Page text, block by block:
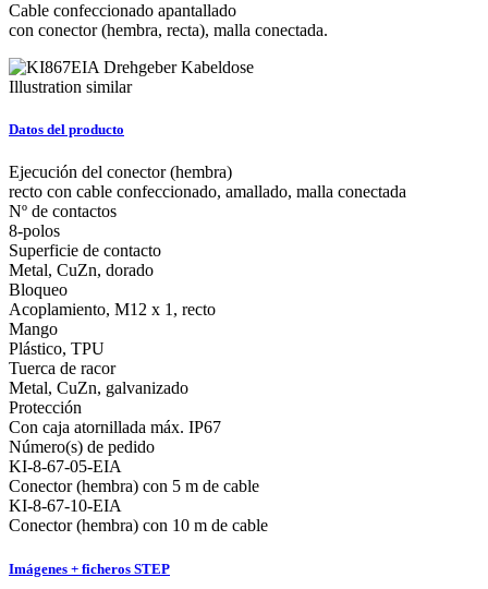
Cable confeccionado apantallado
con conector (hembra, recta), malla conectada.
Illustration similar
Datos del producto
Ejecución del conector (hembra)
recto con cable confeccionado, amallado, malla conectada
Nº de contactos
8-polos
Superficie de contacto
Metal, CuZn, dorado
Bloqueo
Acoplamiento, M12 x 1, recto
Mango
Plástico, TPU
Tuerca de racor
Metal, CuZn, galvanizado
Protección
Con caja atornillada máx. IP67
Número(s) de pedido
KI-8-67-05-EIA
Conector (hembra) con 5 m de cable
KI-8-67-10-EIA
Conector (hembra) con 10 m de cable
Imágenes + ficheros STEP